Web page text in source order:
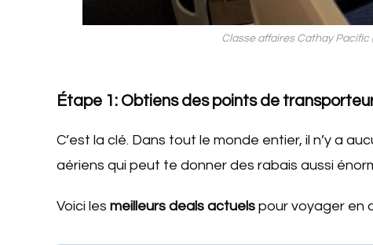
Classe affaires Cathay
Étape 1: Obtiens des points de
C’est la clé. Dans tout le monde entier, il n’y a
aériens qui peut te donner des rabais aussi
Voici les meilleurs deals actuels pour voyager en